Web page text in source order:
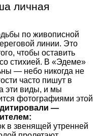
личная
по живописной
линии. Это
чтобы оставить
со стихией. В «Эдеме»
— небо никогда не
часто пишут в
эти виды, и мы
фотографиями этой
—
в звенящей утренней